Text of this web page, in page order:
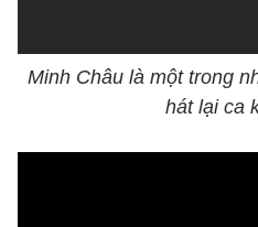
Minh Châu là một trong
hát lại ca